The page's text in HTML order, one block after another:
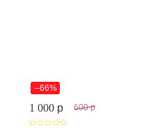
--66%
1 000 p 600 p